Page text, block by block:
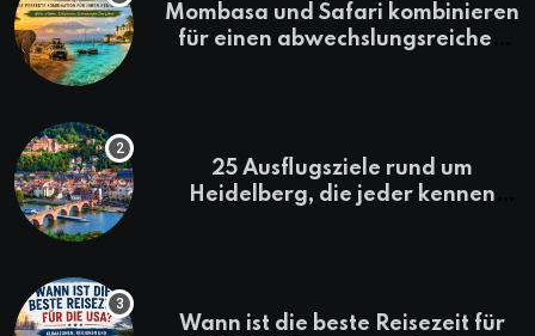
Mombasa und Safari kombinieren
für einen abwechslungsreichen
25 Ausflugsziele rund um
Heidelberg, die jeder kennen
Wann ist die beste Reisezeit für